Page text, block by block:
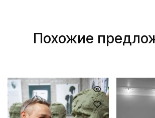
Похожие